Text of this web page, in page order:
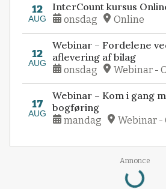
12
AUG
InterCount kursus
onsdag Online
12
AUG
Webinar – Fordelene
aflevering af bilag
onsdag Webinar -
17
AUG
Webinar – Kom i gang
bogføring
mandag Webinar -
Annonce
Loading...